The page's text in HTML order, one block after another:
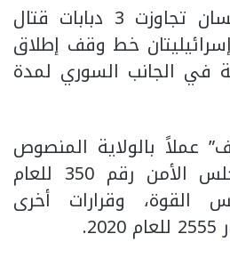
وفي الثامن من نيسان تجاوزت 3 دبابات قتال
إسرائيليتان خط وقف إطلاق
في الجانب السوري لمدة
عملاً بالولاية المنصوص
عليها في قرار مجلس الأمن رقم 350 للعام
القوة، وقرارات أخرى